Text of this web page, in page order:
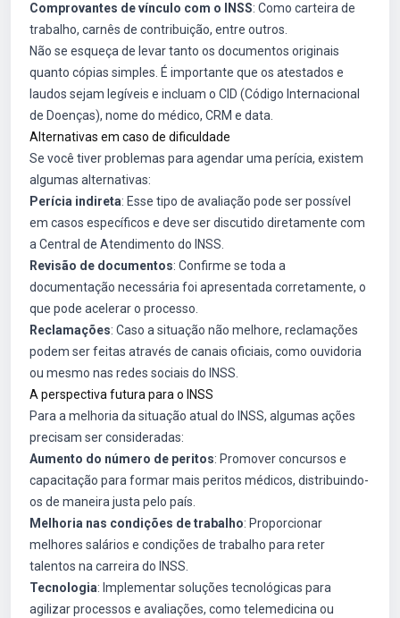
Comprovantes de vínculo com o INSS: Como carteira de
trabalho, carnês de contribuição, entre outros.
Não se esqueça de levar tanto os documentos originais
quanto cópias simples. É importante que os atestados e
laudos sejam legíveis e incluam o CID (Código Internacional
de Doenças), nome do médico, CRM e data.
Alternativas em caso de dificuldade
Se você tiver problemas para agendar uma perícia, existem
algumas alternativas:
Perícia indireta: Esse tipo de avaliação pode ser possível
em casos específicos e deve ser discutido diretamente com
a Central de Atendimento do INSS.
Revisão de documentos: Confirme se toda a
documentação necessária foi apresentada corretamente, o
que pode acelerar o processo.
Reclamações: Caso a situação não melhore, reclamações
podem ser feitas através de canais oficiais, como ouvidoria
ou mesmo nas redes sociais do INSS.
A perspectiva futura para o INSS
Para a melhoria da situação atual do INSS, algumas ações
precisam ser consideradas:
Aumento do número de peritos: Promover concursos e
capacitação para formar mais peritos médicos, distribuindo-
os de maneira justa pelo país.
Melhoria nas condições de trabalho: Proporcionar
melhores salários e condições de trabalho para reter
talentos na carreira do INSS.
Tecnologia: Implementar soluções tecnológicas para
agilizar processos e avaliações, como telemedicina ou